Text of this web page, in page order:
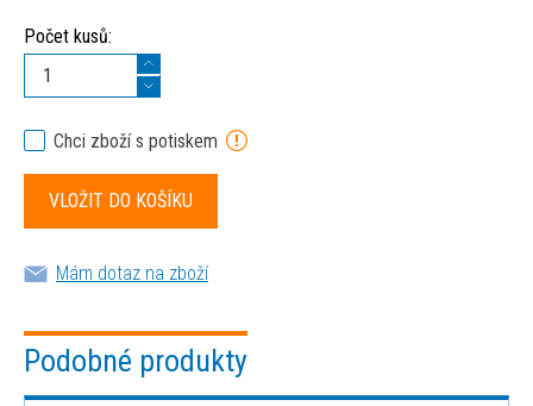
Počet kusů:
Chci zboží s potiskem
Mám dotaz na zboží
Podobné produkty